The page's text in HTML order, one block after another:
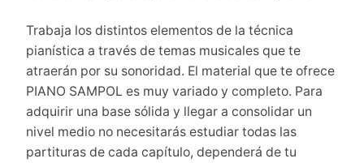
Trabaja los distintos elementos de la técnica
pianística a través de temas musicales que te
atraerán por su sonoridad. El material que te ofrece
PIANO SAMPOL es muy variado y completo. Para
adquirir una base sólida y llegar a consolidar un
nivel medio no necesitarás estudiar todas las
partituras de cada capítulo, dependerá de tu